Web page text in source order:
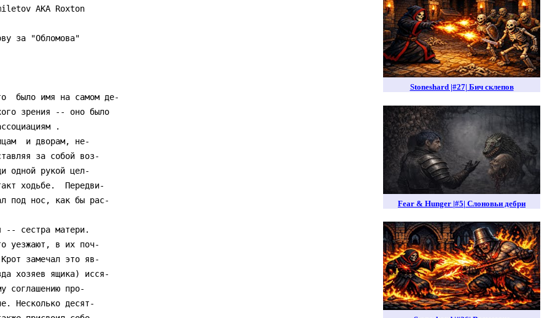
Stoneshard |#27| Бич склепов
Fear & Hunger |#5| Слоновьи дебри